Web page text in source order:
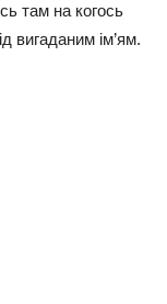
там на когось
вигаданим ім’ям.